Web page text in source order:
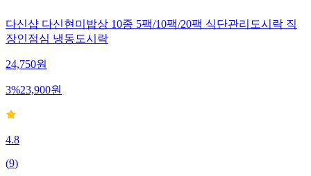
다신샵 다신현미밥상 10종 5팩/10팩/20팩 식단관리도시락 직
장인점심 냉동도시락
24,750원
3%23,900원
4.8
(9)